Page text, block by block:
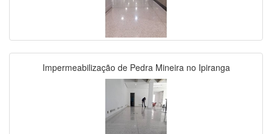
Impermeabilização de Pedra Mineira no Ipiranga